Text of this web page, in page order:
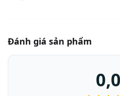
Thời lượng của chương
Công suất định mức đầy
Đánh giá sản phẩm
0,0